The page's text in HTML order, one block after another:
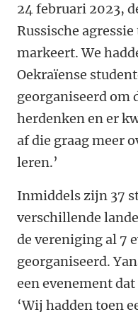
24 februari 2023,
Russische
markeert. We
Oekraïense
georganiseerd om
herdenken en er
af die graag meer
leren.’
Inmiddels zijn 37
verschillende
de vereniging al 7
georganiseerd.
een evenement
‘Wij hadden toen